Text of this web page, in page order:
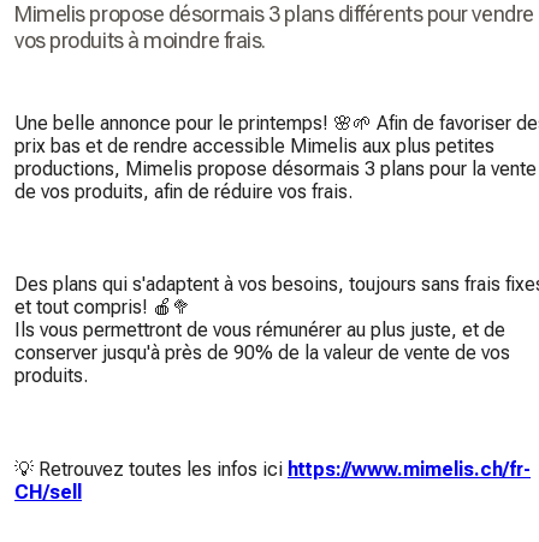
Mimelis propose désormais 3 plans différents pour vendre
vos produits à moindre frais.
Une belle annonce pour le printemps! 🌸🌱 Afin de favoriser
prix bas et de rendre accessible Mimelis aux plus petites
productions, Mimelis propose désormais 3 plans pour la vente
de vos produits, afin de réduire vos frais.
Des plans qui s'adaptent à vos besoins, toujours sans frais
et tout compris! 🍎🥦
Ils vous permettront de vous rémunérer au plus juste, et de
conserver jusqu'à près de 90% de la valeur de vente de vos
produits.
💡 Retrouvez toutes les infos ici https://www.mimelis.ch/fr-
CH/sell